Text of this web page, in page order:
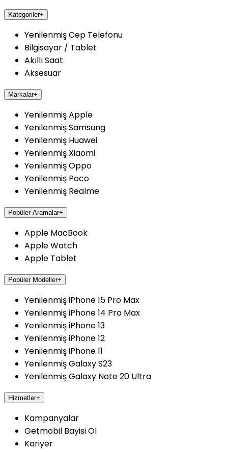
Kategoriler+
Yenilenmiş Cep Telefonu
Bilgisayar / Tablet
Akıllı Saat
Aksesuar
Markalar+
Yenilenmiş Apple
Yenilenmiş Samsung
Yenilenmiş Huawei
Yenilenmiş Xiaomi
Yenilenmiş Oppo
Yenilenmiş Poco
Yenilenmiş Realme
Popüler Aramalar+
Apple MacBook
Apple Watch
Apple Tablet
Popüler Modeller+
Yenilenmiş iPhone 15 Pro Max
Yenilenmiş iPhone 14 Pro Max
Yenilenmiş iPhone 13
Yenilenmiş iPhone 12
Yenilenmiş iPhone 11
Yenilenmiş Galaxy S23
Yenilenmiş Galaxy Note 20 Ultra
Hizmetler+
Kampanyalar
Getmobil Bayisi Ol
Kariyer